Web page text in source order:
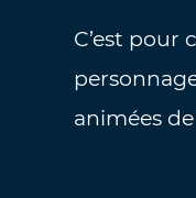
C’est pour
animées